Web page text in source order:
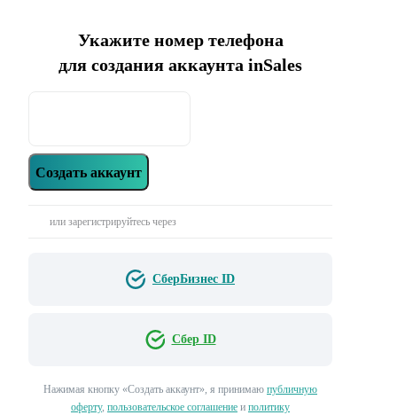
Укажите номер телефона
для создания аккаунта inSales
Создать аккаунт
или зарегистрируйтесь через
СберБизнес ID
Сбер ID
Нажимая кнопку «‎Создать аккаунт»‎, я принимаю публичную
оферту, пользовательское соглашение и политику